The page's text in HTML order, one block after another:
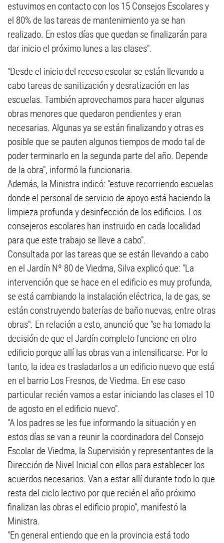
estuvimos en contacto con los 15 Consejos Escolares y
el 80% de las tareas de mantenimiento ya se han
realizado. En estos días que quedan se finalizarán para
dar inicio el próximo lunes a las clases".
"Desde el inicio del receso escolar se están llevando a
cabo tareas de sanitización y desratización en las
escuelas. También aprovechamos para hacer algunas
obras menores que quedaron pendientes y eran
necesarias. Algunas ya se están finalizando y otras es
posible que se pauten algunos tiempos de modo tal de
poder terminarlo en la segunda parte del año. Depende
de la obra", informó la funcionaria.
Además, la Ministra indicó: "estuve recorriendo escuelas
donde el personal de servicio de apoyo está haciendo la
limpieza profunda y desinfección de los edificios. Los
consejeros escolares han instruido en cada localidad
para que este trabajo se lleve a cabo".
Consultada por las tareas que se están llevando a cabo
en el Jardín Nº 80 de Viedma, Silva explicó que: "La
intervención que se hace en el edificio es muy profunda,
se está cambiando la instalación eléctrica, la de gas, se
están construyendo baterías de baño nuevas, entre otras
obras". En relación a esto, anunció que "se ha tomado la
decisión de que el Jardín completo funcione en otro
edificio porque allí las obras van a intensificarse. Por lo
tanto, la idea es trasladarlos a un edificio nuevo que está
en el barrio Los Fresnos, de Viedma. En ese caso
particular recién vamos a estar iniciando las clases el 10
de agosto en el edificio nuevo".
"A los padres se les fue informando la situación y en
estos días se van a reunir la coordinadora del Consejo
Escolar de Viedma, la Supervisión y representantes de la
Dirección de Nivel Inicial con ellos para establecer los
acuerdos necesarios. Van a estar allí durante todo lo que
resta del ciclo lectivo por que recién el año próximo
finalizan las obras el edificio propio”, manifestó la
Ministra.
"En general entiendo que en la provincia está todo